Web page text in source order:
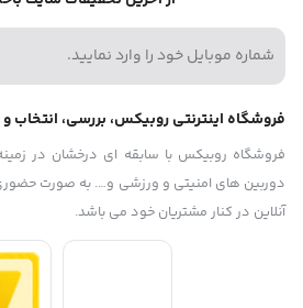
0/5(0 دیدگاه)
0/5(0 دیدگاه)
فروشگاه اینترنتی روبیکس، بررسی، انتخاب و
فروشگاه روبیکس با سابقه ای درخشان در
دوربین های امنیتی و ورزشی و…. به صورت
آنلاین در کنار مشتریان خود می باشد.